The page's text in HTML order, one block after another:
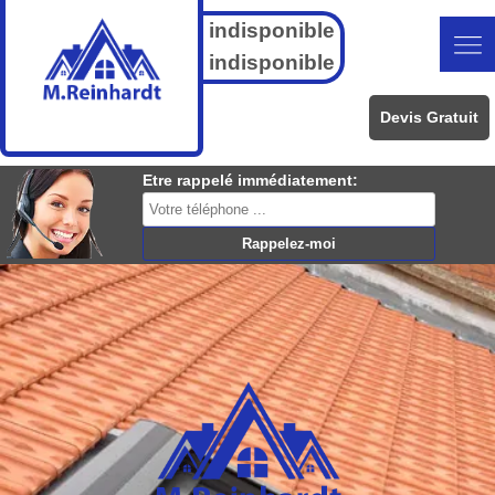
indisponible
indisponible
Devis Gratuit
Etre rappelé immédiatement: